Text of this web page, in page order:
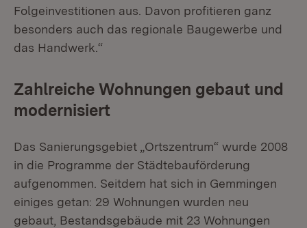
Folgeinvestitionen aus. Davon profitieren ganz
besonders auch das regionale Baugewerbe und
das Handwerk.“
Zahlreiche Wohnungen gebaut und
modernisiert
Das Sanierungsgebiet „Ortszentrum“ wurde 2008
in die Programme der Städtebauförderung
aufgenommen. Seitdem hat sich in Gemmingen
einiges getan: 29 Wohnungen wurden neu
gebaut, Bestandsgebäude mit 23 Wohnungen